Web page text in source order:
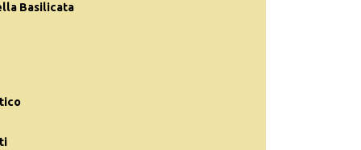
Basilicata